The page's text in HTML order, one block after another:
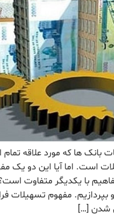
بانک ها که مورد علاقه تمام
است. اما آیا این دو یک
با یکدیگر متفاوت
بپردازیم. مفهوم تسهیلات
شدن […]